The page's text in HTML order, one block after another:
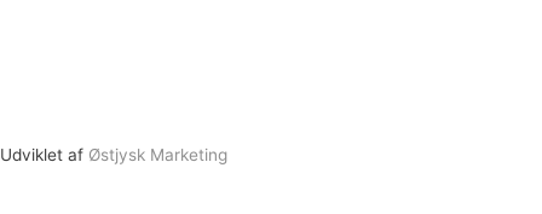
Udviklet af Østjysk Marketing